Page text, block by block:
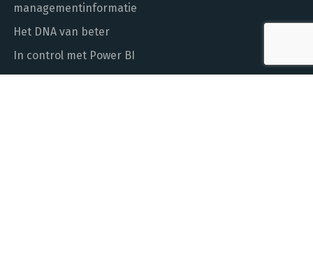
managementinformatie
Het DNA van beter
In control met Power BI